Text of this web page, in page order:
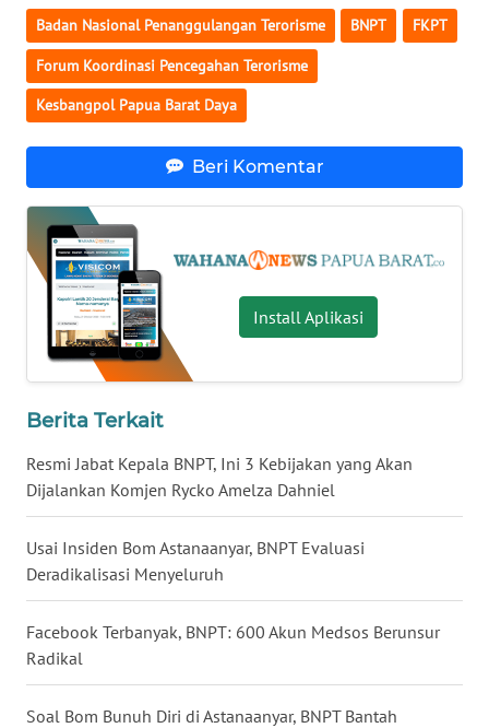
Badan Nasional Penanggulangan Terorisme BNPT FKPT
Forum Koordinasi Pencegahan Terorisme
Kesbangpol Papua Barat Daya
Beri Komentar
Install Aplikasi
Berita Terkait
Resmi Jabat Kepala BNPT, Ini 3 Kebijakan yang Akan
Dijalankan Komjen Rycko Amelza Dahniel
Usai Insiden Bom Astanaanyar, BNPT Evaluasi
Deradikalisasi Menyeluruh
Facebook Terbanyak, BNPT: 600 Akun Medsos Berunsur
Radikal
Soal Bom Bunuh Diri di Astanaanyar, BNPT Bantah
WN
KALTARA
WN
KALSEL
WN
KALTIM
WN
SULSEL
WN
GORONTALO
SULUT
MALUKU
WN
MALUT
WN
DAIRI